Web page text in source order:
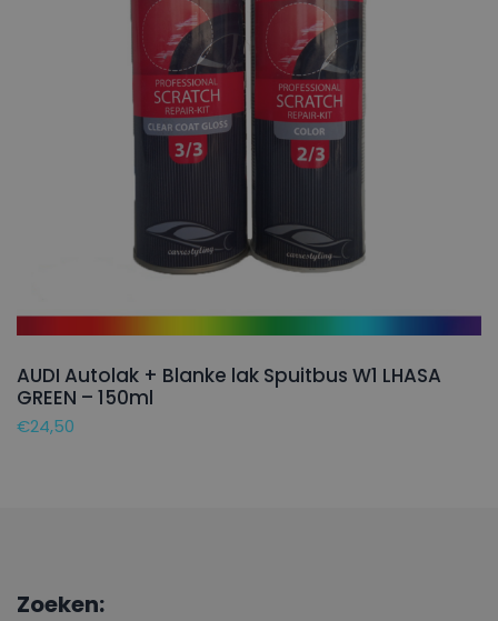
AUDI Autolak + Blanke lak Spuitbus W1 LHASA
GREEN – 150ml
€24,50
Zoeken: